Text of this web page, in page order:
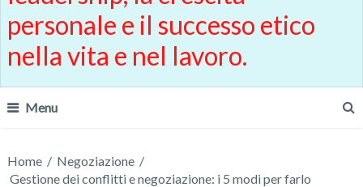
personale e il successo etico
nella vita e nel lavoro.
Menu
Home / Negoziazione /
Gestione dei conflitti e negoziazione: i 5 modi per farlo